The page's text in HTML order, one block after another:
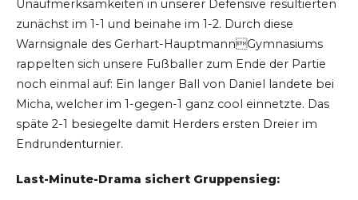
Unaufmerksamkeiten in unserer Defensive resultierten
zunächst im 1-1 und beinahe im 1-2. Durch diese
Warnsignale des Gerhart-HauptmannGymnasiums
rappelten sich unsere Fußballer zum Ende der Partie
noch einmal auf: Ein langer Ball von Daniel landete bei
Micha, welcher im 1-gegen-1 ganz cool einnetzte. Das
späte 2-1 besiegelte damit Herders ersten Dreier im
Endrundenturnier.
Last-Minute-Drama sichert Gruppensieg: